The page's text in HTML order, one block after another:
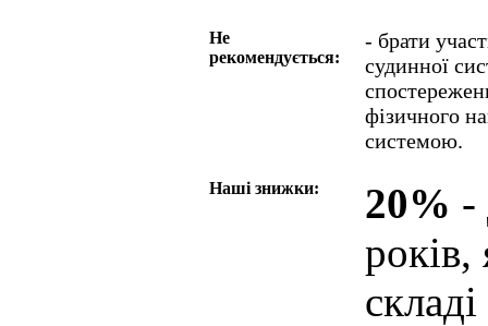
Не
рекомендується:
- брати
судинної
фізичного
системою.
Наші знижки: 20% -